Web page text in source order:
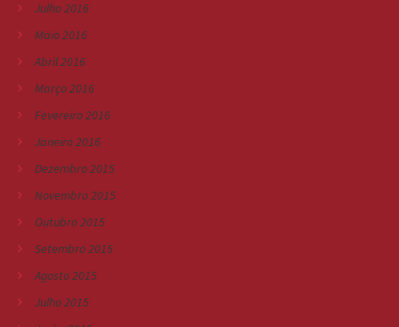
Julho 2016
Maio 2016
Abril 2016
Março 2016
Fevereiro 2016
Janeiro 2016
Dezembro 2015
Novembro 2015
Outubro 2015
Setembro 2015
Agosto 2015
Julho 2015